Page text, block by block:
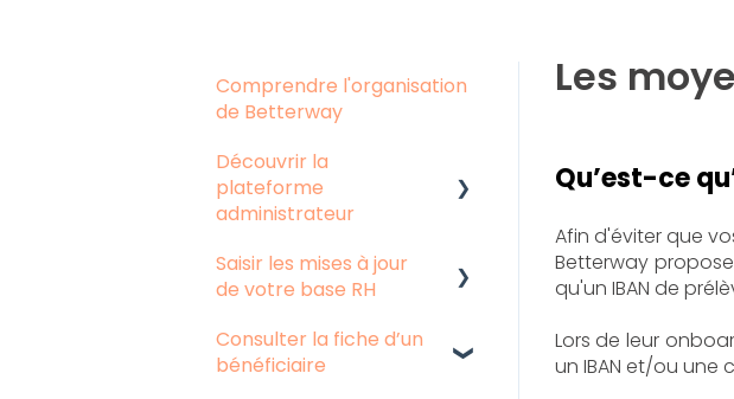
Les
Qu’est-ce
Afin d'éviter que
Betterway
qu'un IBAN de
Lors de leur
un IBAN et/ou une
Comprendre l'organisation
de Betterway
Découvrir la
plateforme
administrateur
Les différentes
rubriques de la
Le compte de mobilité
Saisir les mises à jour
de votre base RH
L'intégration d'un
collaborateur
Consulter la fiche d’un
bénéficiaire